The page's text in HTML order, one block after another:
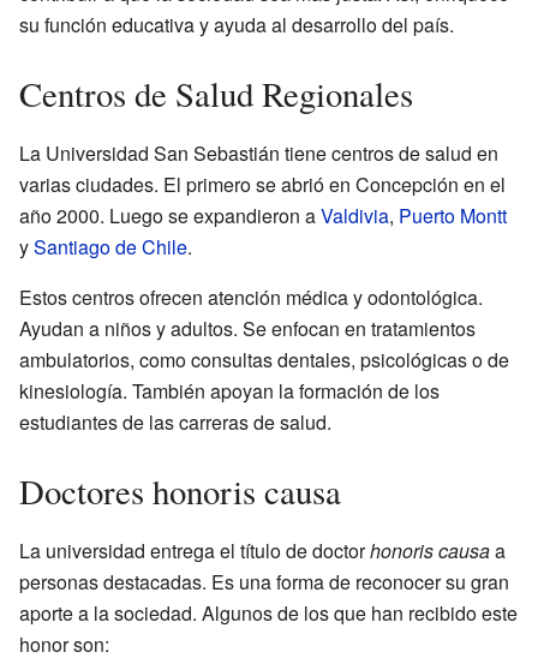
su función educativa y ayuda al desarrollo del país.
Centros de Salud Regionales
La Universidad San Sebastián tiene centros de salud en
varias ciudades. El primero se abrió en Concepción en el
año 2000. Luego se expandieron aValdivia, Puerto Montt
ySantiago de Chile.
Estos centros ofrecen atención médica y odontológica.
Ayudan a niños y adultos. Se enfocan en tratamientos
ambulatorios, como consultas dentales, psicológicas o de
kinesiología. También apoyan la formación de los
estudiantes de las carreras de salud.
Doctores honoris causa
La universidad entrega el título de doctorhonoris causaa
personas destacadas. Es una forma de reconocer su gran
aporte a la sociedad. Algunos de los que han recibido este
honor son: